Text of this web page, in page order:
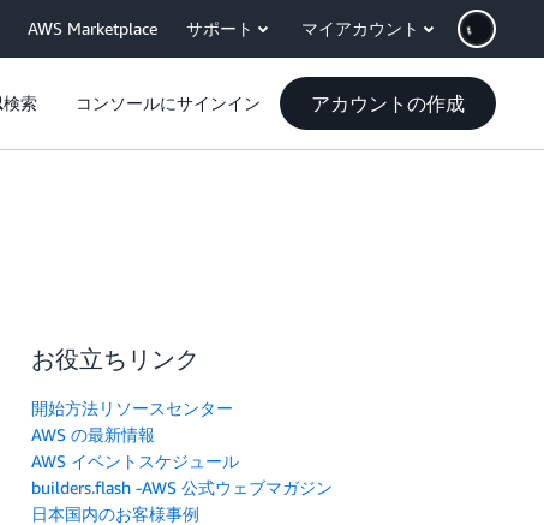
AWS Marketplace サポート マイアカウント
検索 コンソールにサインイン アカウントの作成
お役立ちリンク
開始方法リソースセンター
AWS の最新情報
AWS イベントスケジュール
builders.flash -AWS 公式ウェブマガジン
日本国内のお客様事例